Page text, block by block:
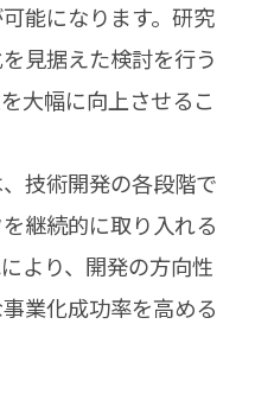
能になります。研究
見据えた検討を行う
大幅に向上させるこ
技術開発の各段階で
継続的に取り入れる
より、開発の方向性
業化成功率を高める